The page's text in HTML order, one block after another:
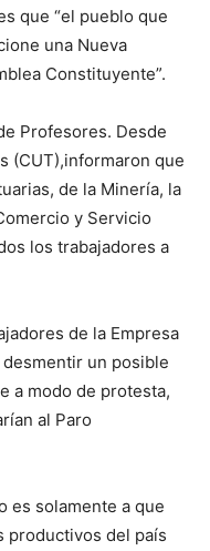
que “el pueblo que
una Nueva
Constituyente”.
Profesores. Desde
(CUT),informaron que
de la Minería, la
y Servicio
los trabajadores a
de la Empresa
un posible
a modo de protesta,
al Paro
es solamente a que
productivos del país